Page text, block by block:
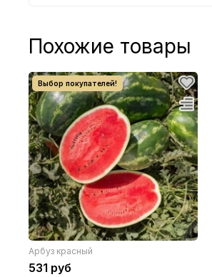
Похожие товары
Арбуз красный
531 руб